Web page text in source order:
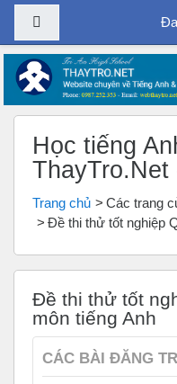
Chuyển tới nội dung chính
Bảng điều khiển cạnh
Học tiếng
ThayTro.Net
Trang chủ Các trang
Đề thi thử tốt nghiệp
Đề thi thử tốt
môn tiếng Anh
CÁC BÀI ĐĂNG